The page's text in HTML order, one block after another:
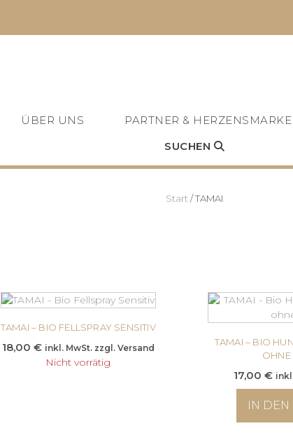
ÜBER UNS PARTNER &
SUCHEN
Start / TAMAI
TAMAI – BIO FELLSPRAY SENSITIV
18,00 € inkl. MwSt. zzgl. Versand
Nicht vorrätig
TAMAI – BIO
OHNE
17,00 €
IN DEN